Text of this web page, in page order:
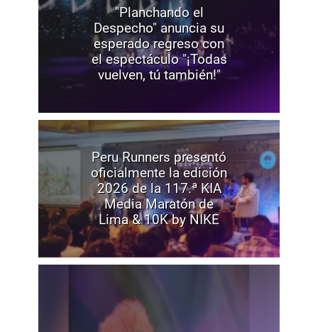
"Planchando el
Despecho" anuncia su
esperado regreso con
el espectáculo "¡Todas
vuelven, tú también!"
Peru Runners presentó
oficialmente la edición
2026 de la 117.ª KIA
Media Maratón de
Lima & 10K by NIKE